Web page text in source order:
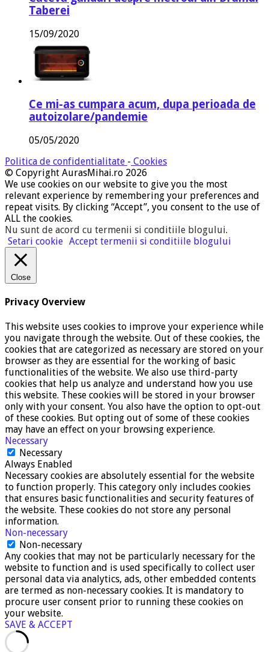
Taberei
15/09/2020
Ce mi-as cumpara acum, dupa perioada de
autoizolare/pandemie
05/05/2020
Politica de confidentialitate - Cookies
© Copyright AurasMihai.ro 2026
We use cookies on our website to give you the most
relevant experience by remembering your preferences and
repeat visits. By clicking “Accept”, you consent to the use of
ALL the cookies.
Nu sunt de acord cu termenii si conditiile blogului.
Setari cookie Accept termenii si conditiile blogului
Close
Privacy Overview
This website uses cookies to improve your experience while
you navigate through the website. Out of these cookies, the
cookies that are categorized as necessary are stored on your
browser as they are essential for the working of basic
functionalities of the website. We also use third-party
cookies that help us analyze and understand how you use
this website. These cookies will be stored in your browser
only with your consent. You also have the option to opt-out
of these cookies. But opting out of some of these cookies
may have an effect on your browsing experience.
Necessary
Necessary
Always Enabled
Necessary cookies are absolutely essential for the website
to function properly. This category only includes cookies
that ensures basic functionalities and security features of
the website. These cookies do not store any personal
information.
Non-necessary
Non-necessary
Any cookies that may not be particularly necessary for the
website to function and is used specifically to collect user
personal data via analytics, ads, other embedded contents
are termed as non-necessary cookies. It is mandatory to
procure user consent prior to running these cookies on
your website.
SAVE & ACCEPT